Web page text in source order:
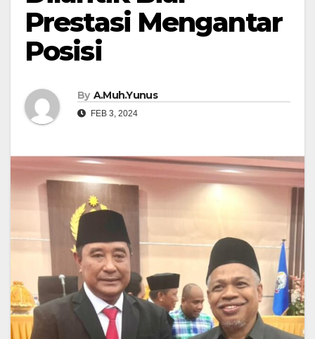
Prestasi Mengantar
Posisi
By A.Muh.Yunus
FEB 3, 2024